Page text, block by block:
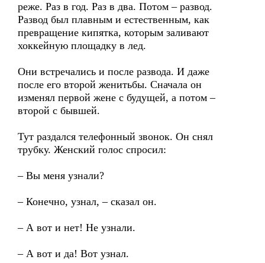
реже. Раз в год. Раз в два. Потом – развод.
Развод был плавным и естественным, как
превращение кипятка, которым заливают
хоккейную площадку в лед.
Они встречались и после развода. И даже
после его второй женитьбы. Сначала он
изменял первой жене с будущей, а потом –
второй с бывшей.
Тут раздался телефонный звонок. Он снял
трубку. Женский голос спросил:
– Вы меня узнали?
– Конечно, узнал, – сказал он.
– А вот и нет! Не узнали.
– А вот и да! Вот узнал.